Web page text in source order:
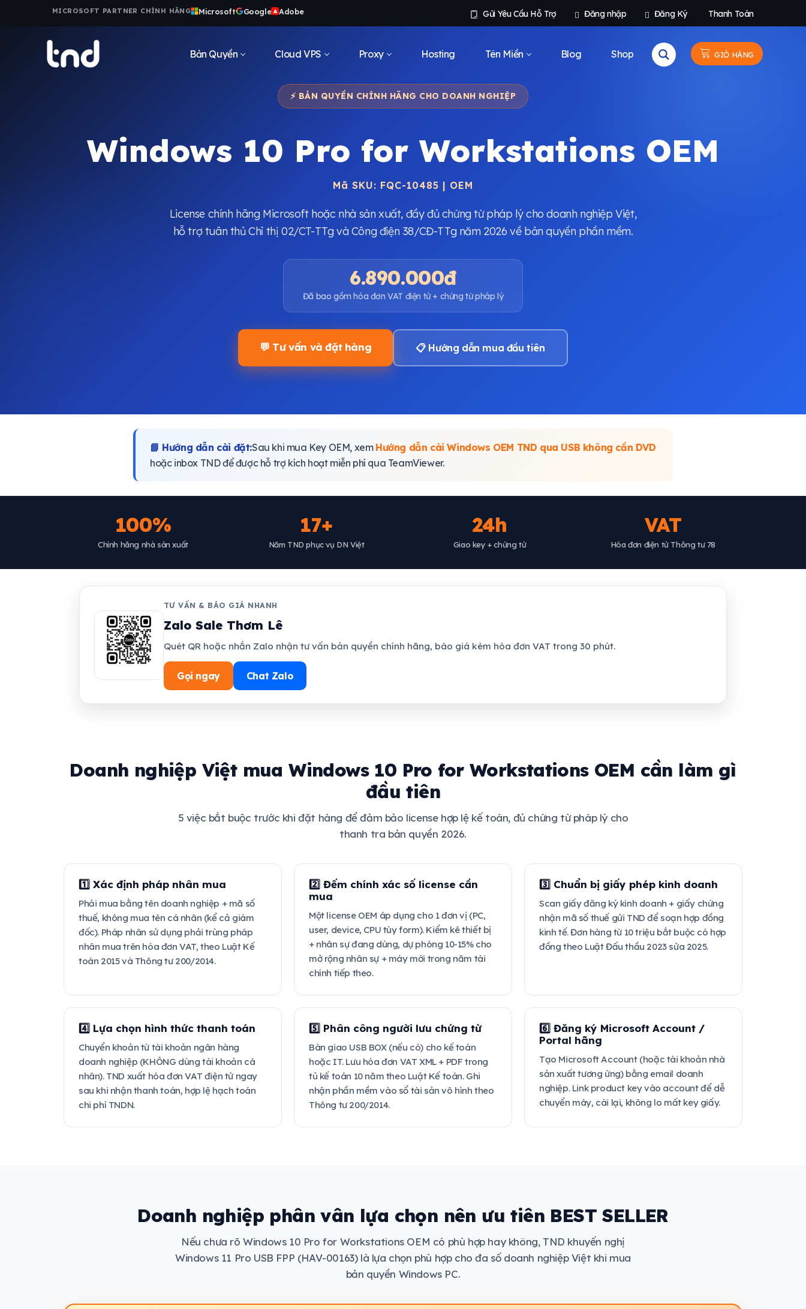
MICROSOFT PARTNER CHÍNH HÃNG Microsoft Google A Adobe Gửi Yêu Cầu Hỗ Trợ Đăng nhập Đăng Ký Thanh Toán
Bản Quyền Cloud VPS Proxy Hosting Tên Miền Blog Shop GIỎ HÀNG
⚡ BẢN QUYỀN CHÍNH HÃNG CHO DOANH NGHIỆP
Windows 10 Pro for Workstations OEM
Mã SKU: FQC-10485 | OEM
License chính hãng Microsoft hoặc nhà sản xuất, đầy đủ chứng từ pháp lý cho doanh nghiệp Việt,
hỗ trợ tuân thủ Chỉ thị 02/CT-TTg và Công điện 38/CĐ-TTg năm 2026 về bản quyền phần mềm.
6.890.000đ
Đã bao gồm hóa đơn VAT điện tử + chứng từ pháp lý
💬 Tư vấn và đặt hàng 📋 Hướng dẫn mua đầu tiên
📘 Hướng dẫn cài đặt:Sau khi mua Key OEM, xem Hướng dẫn cài Windows OEM TND qua USB không cần DVD
hoặc inbox TND để được hỗ trợ kích hoạt miễn phí qua TeamViewer.
100%
Chính hãng nhà sản xuất
17+
Năm TND phục vụ DN Việt
24h
Giao key + chứng từ
VAT
Hóa đơn điện tử Thông tư 78
TƯ VẤN & BÁO GIÁ NHANH
Zalo Sale Thơm Lê
Quét QR hoặc nhắn Zalo nhận tư vấn bản quyền chính hãng, báo giá kèm hóa đơn VAT trong 30 phút.
Gọi ngay Chat Zalo
Doanh nghiệp Việt mua Windows 10 Pro for Workstations OEM cần làm gì
đầu tiên
5 việc bắt buộc trước khi đặt hàng để đảm bảo license hợp lệ kế toán, đủ chứng từ pháp lý cho
thanh tra bản quyền 2026.
1️⃣ Xác định pháp nhân mua
Phải mua bằng tên doanh nghiệp + mã số
thuế, không mua tên cá nhân (kể cả giám
đốc). Pháp nhân sử dụng phải trùng pháp
nhân mua trên hóa đơn VAT, theo Luật Kế
toán 2015 và Thông tư 200/2014.
2️⃣ Đếm chính xác số license cần
mua
Một license OEM áp dụng cho 1 đơn vị (PC,
user, device, CPU tùy form). Kiểm kê thiết bị
+ nhân sự đang dùng, dự phòng 10-15% cho
mở rộng nhân sự + máy mới trong năm tài
chính tiếp theo.
3️⃣ Chuẩn bị giấy phép kinh doanh
Scan giấy đăng ký kinh doanh + giấy chứng
nhận mã số thuế gửi TND để soạn hợp đồng
kinh tế. Đơn hàng từ 10 triệu bắt buộc có hợp
đồng theo Luật Đấu thầu 2023 sửa 2025.
4️⃣ Lựa chọn hình thức thanh toán
Chuyển khoản từ tài khoản ngân hàng
doanh nghiệp (KHÔNG dùng tài khoản cá
nhân). TND xuất hóa đơn VAT điện tử ngay
sau khi nhận thanh toán, hợp lệ hạch toán
chi phí TNDN.
5️⃣ Phân công người lưu chứng từ
Bàn giao USB BOX (nếu có) cho kế toán
hoặc IT. Lưu hóa đơn VAT XML + PDF trong
tủ kế toán 10 năm theo Luật Kế toán. Ghi
nhận phần mềm vào sổ tài sản vô hình theo
Thông tư 200/2014.
6️⃣ Đăng ký Microsoft Account /
Portal hãng
Tạo Microsoft Account (hoặc tài khoản nhà
sản xuất tương ứng) bằng email doanh
nghiệp. Link product key vào account để dễ
chuyển máy, cài lại, không lo mất key giấy.
Doanh nghiệp phân vân lựa chọn nên ưu tiên BEST SELLER
Nếu chưa rõ Windows 10 Pro for Workstations OEM có phù hợp hay không, TND khuyến nghị
Windows 11 Pro USB FPP (HAV-00163) là lựa chọn phù hợp cho đa số doanh nghiệp Việt khi mua
bản quyền Windows PC.